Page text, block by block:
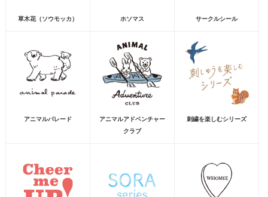
草木花（ソウモッカ） ホソマス サークルシール
アニマルパレード
アニマルアドベンチャー
クラブ
刺繍を楽しむシリーズ